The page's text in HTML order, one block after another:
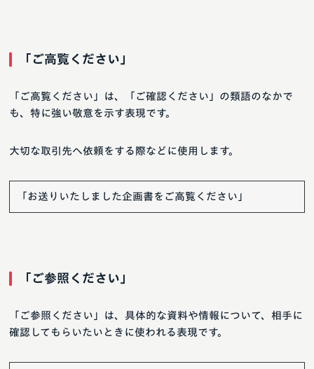
「ご高覧ください」
「ご高覧ください」は、「ご確認ください」の類語のなかで
も、特に強い敬意を示す表現です。
大切な取引先へ依頼をする際などに使用します。
「お送りいたしました企画書をご高覧ください」
「ご参照ください」
「ご参照ください」は、具体的な資料や情報について、相手に
確認してもらいたいときに使われる表現です。